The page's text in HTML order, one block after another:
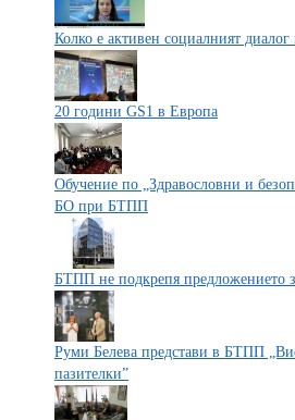
Колко е активен социалният диалог
20 години GS1 в Европа
Обучение по „Здравословни и
БО при БТПП
БТПП не подкрепя предложението
Руми Белева представи в БТПП
пазителки”